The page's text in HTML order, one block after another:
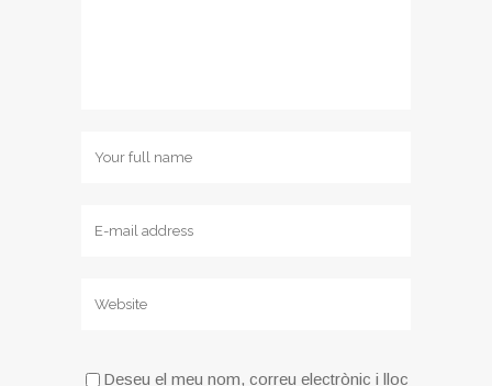
Deseu el meu nom, correu electrònic i lloc